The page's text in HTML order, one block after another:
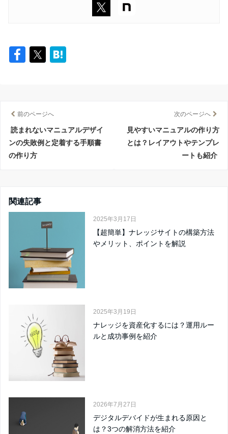
前のページへ
読まれないマニュアルデザイ
ンの失敗例と定着する手順書
の作り方
次のページへ
見やすいマニュアルの作り方
とは？レイアウトやテンプレ
ートも紹介
関連記事
2025年3月17日
【超簡単】ナレッジサイトの構築方法
やメリット、ポイントを解説
2025年3月19日
ナレッジを資産化するには？運用ルー
ルと成功事例を紹介
2026年7月27日
デジタルデバイドが生まれる原因と
は？3つの解消方法を紹介